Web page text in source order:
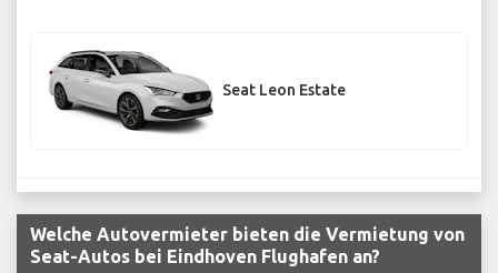
Seat Leon Estate
Welche Autovermieter bieten die Vermietung von
Seat-Autos bei Eindhoven Flughafen an?